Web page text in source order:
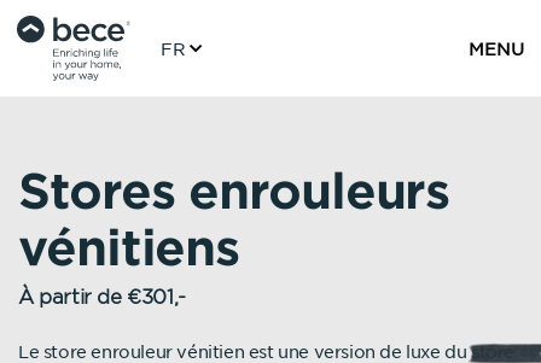
Stores enrouleurs
vénitiens
À partir de €301,-
Le store enrouleur vénitien est une version de luxe du store
FR MENU